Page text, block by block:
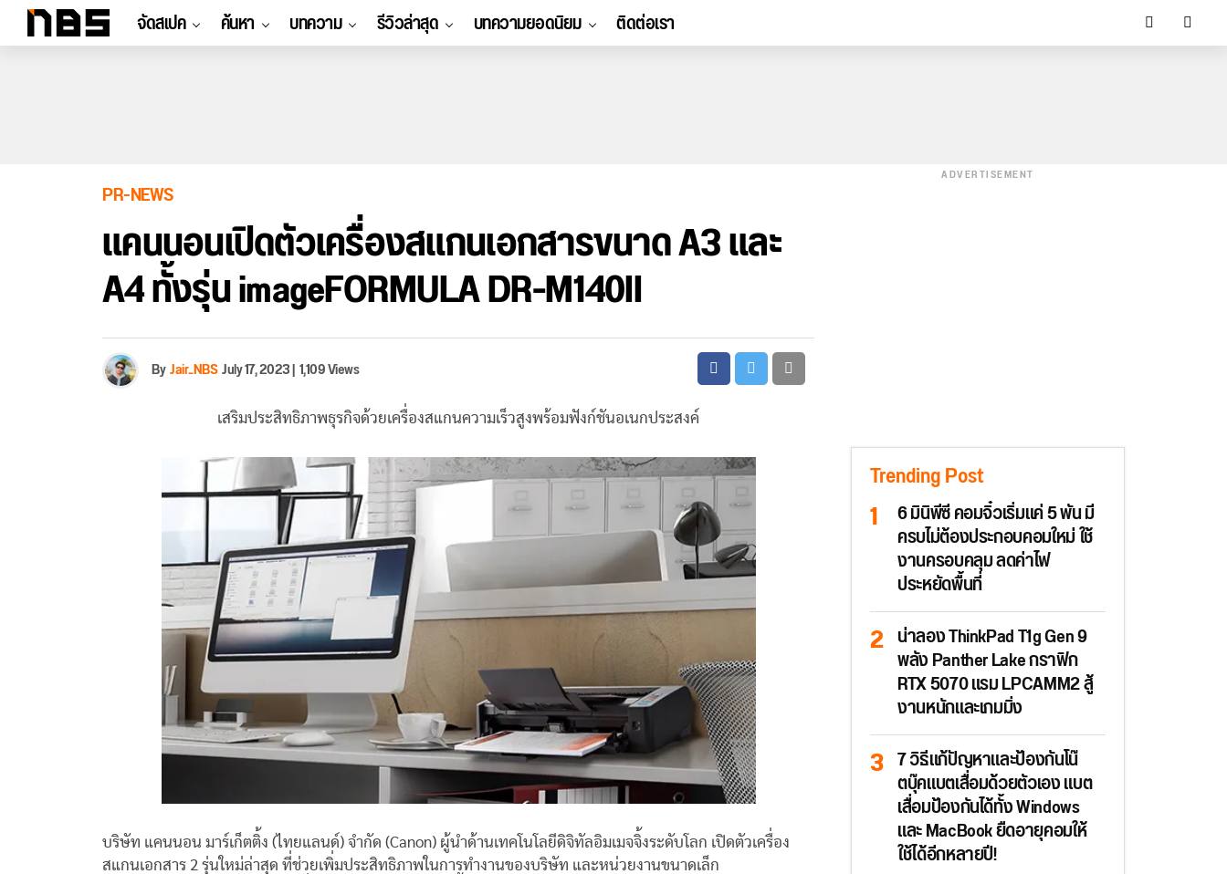
จัดสเปค ค้นหา บทความ รีวิวล่าสุด บทความยอดนิยม ติดต่อเรา
PR-NEWS
แคนนอนเปิดตัวเครื่องสแกนเอกสารขนาด A3 และ
A4 ทั้งรุ่น imageFORMULA DR-M140II
ByJair_NBSJuly 17, 2023|1,109 Views
เสริมประสิทธิภาพธุรกิจด้วยเครื่องสแกนความเร็วสูงพร้อมฟังก์ชันอเนกประสงค์
บริษัท แคนนอน มาร์เก็ตติ้ง (ไทยแลนด์) จำกัด (Canon) ผู้นำด้านเทคโนโลยีดิจิทัลอิมเมจจิ้งระดับโลก เปิดตัวเครื่อง
สแกนเอกสาร 2 รุ่นใหม่ล่าสุด ที่ช่วยเพิ่มประสิทธิภาพในการทำงานของบริษัท และหน่วยงานขนาดเล็ก
ADVERTISEMENT
Trending Post
6 มินิพีซี คอมจิ๋วเริ่มแค่ 5 พัน มี
ครบไม่ต้องประกอบคอมใหม่ ใช้
งานครอบคลุม ลดค่าไฟ
ประหยัดพื้นที่
น่าลอง ThinkPad T1g Gen 9
พลัง Panther Lake กราฟิก
RTX 5070 แรม LPCAMM2 สู้
งานหนักและเกมมิ่ง
7 วิธีแก้ปัญหาและป้องกันโน๊
ตบุ๊คแบตเสื่อมด้วยตัวเอง แบต
เสื่อมป้องกันได้ทั้ง Windows
และ MacBook ยืดอายุคอมให้
ใช้ได้อีกหลายปี!